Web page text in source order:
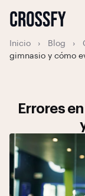
Inicio › Blog ›
gimnasio y cómo
Errores